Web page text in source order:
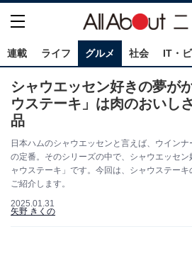
連載 ライフ グルメ 社会 IT・
シャウエッセン好きの夢が
ウステーキ」は肉のおいし
品
日本ハムのシャウエッセンと言えば、ウイン
の定番。そのシリーズの中で、シャウエッセ
ャウステーキ」です。今回は、シャウステー
ご紹介します。
2025.01.31
矢野 きくの